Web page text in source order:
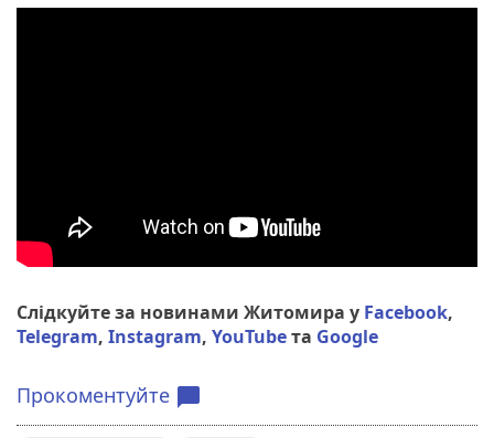
Слідкуйте за новинами Житомира у Facebook,
Telegram, Instagram, YouTubeта Google
Прокоментуйте chat_bubble